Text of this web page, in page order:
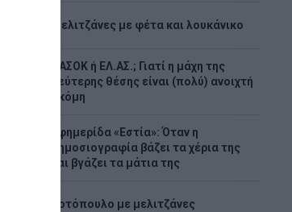
Μελιτζάνες με φέτα και λουκάνικο
ΠΑΣΟΚ ή ΕΛ.ΑΣ.; Γιατί η μάχη της
δεύτερης θέσης είναι (πολύ) ανοιχτή
ακόμη
Εφημερίδα «Εστία»: Όταν η
δημοσιογραφία βάζει τα χέρια της
και βγάζει τα μάτια της
Κοτόπουλο με μελιτζάνες